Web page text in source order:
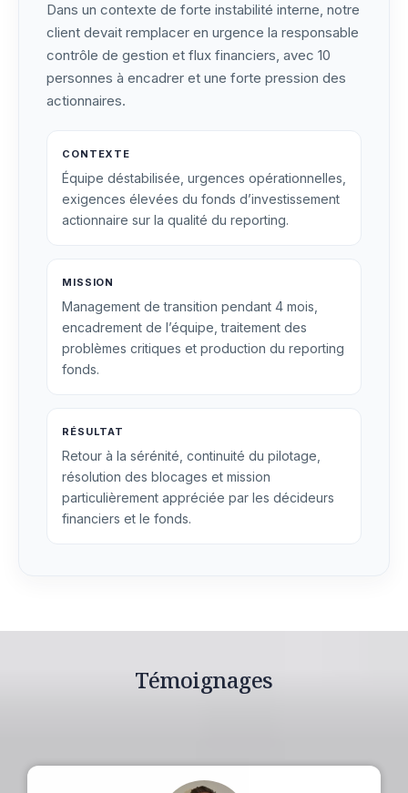
Dans un contexte de forte instabilité interne, notre
client devait remplacer en urgence la responsable
contrôle de gestion et flux financiers, avec 10
personnes à encadrer et une forte pression des
actionnaires.
CONTEXTE
Équipe déstabilisée, urgences opérationnelles,
exigences élevées du fonds d’investissement
actionnaire sur la qualité du reporting.
MISSION
Management de transition pendant 4 mois,
encadrement de l’équipe, traitement des
problèmes critiques et production du reporting
fonds.
RÉSULTAT
Retour à la sérénité, continuité du pilotage,
résolution des blocages et mission
particulièrement appréciée par les décideurs
financiers et le fonds.
Témoignages